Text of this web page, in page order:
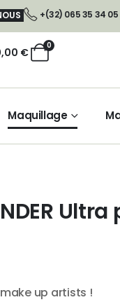
+(32) 065 35 34 05
0
€
Maquillage
up artists !